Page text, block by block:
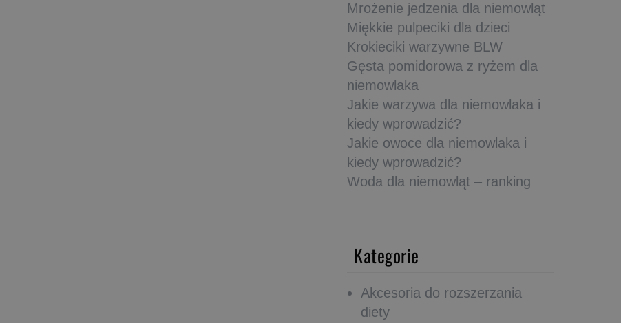
Mrożenie jedzenia dla niemowląt
Miękkie pulpeciki dla dzieci
Krokieciki warzywne BLW
Gęsta pomidorowa z ryżem dla
niemowlaka
Jakie warzywa dla niemowlaka i
kiedy wprowadzić?
Jakie owoce dla niemowlaka i
kiedy wprowadzić?
Woda dla niemowląt – ranking
Kategorie
Akcesoria do rozszerzania
diety